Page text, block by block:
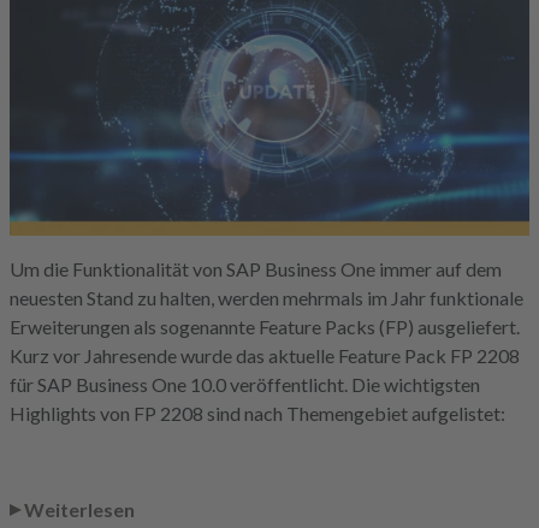
Um die Funktionalität von SAP Business One immer auf dem
neuesten Stand zu halten, werden mehrmals im Jahr funktionale
Erweiterungen als sogenannte Feature Packs (FP) ausgeliefert.
Kurz vor Jahresende wurde das aktuelle Feature Pack FP 2208
für SAP Business One 10.0 veröffentlicht. Die wichtigsten
Highlights von FP 2208 sind nach Themengebiet aufgelistet:
Weiterlesen